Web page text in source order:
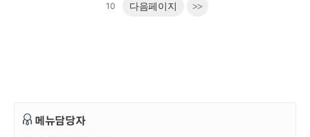
10 다음페이지 >>
메뉴담당자